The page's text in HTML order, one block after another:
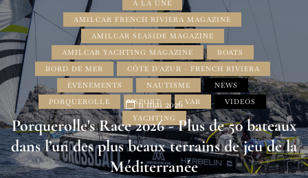
À LA UNE
AMILCAR FRENCH RIVIERA MAGAZINE
AMILCAR SEASIDE MAGAZINE
AMILCAR YACHTING MAGAZINE
BOATS
BORD DE MER
CÔTE D'AZUR - FRENCH RIVIERA
ÉVÉNEMENTS
NAUTISME
NEWS
PORQUEROLLE
SPORT VAR
VIDEOS
YACHTING
11 mai 2026
Porquerolle's Race 2026 - Plus de 50 bateaux
dans l’un des plus beaux terrains de jeu de la
Méditerranée